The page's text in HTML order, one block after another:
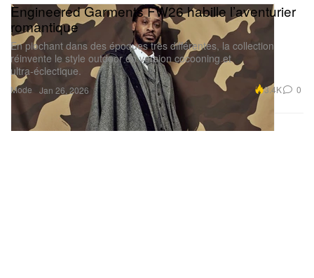
Mode
Engineered Garments FW26 habille l’aventurier
romantique
En piochant dans des époques très différentes, la collection
réinvente le style outdoor en version cocooning et
ultra‑éclectique.
Jan 26, 2026 3.4K 0